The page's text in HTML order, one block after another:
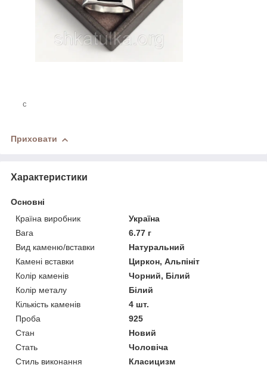
с
Приховати
Характеристики
Основні
Країна виробник
Україна
Вага
6.77 г
Вид каменю/вставки
Натуральний
Камені вставки
Циркон, Альпініт
Колір каменів
Чорний, Білий
Колір металу
Білий
Кількість каменів
4 шт.
Проба
925
Стан
Новий
Стать
Чоловіча
Стиль виконання
Класицизм